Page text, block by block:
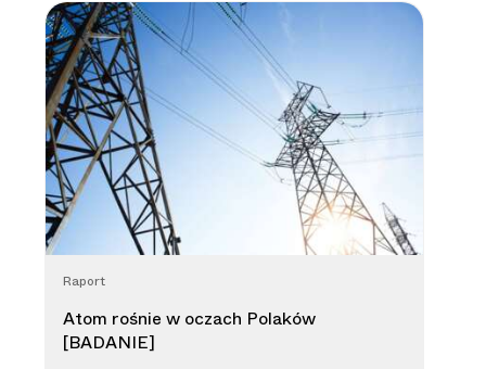
Raport
Atom rośnie w oczach Polaków
[BADANIE]